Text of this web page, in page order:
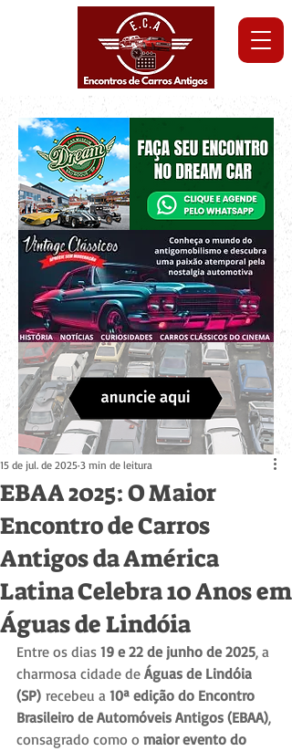
EBAA 2025: O Maior
Encontro de Carros
Antigos da América
Latina Celebra 10 Anos em
Águas de Lindóia
15 de jul. de 2025 3 min de leitura
Entre os dias 19 e 22 de junho de 2025, a
charmosa cidade de Águas de Lindóia
(SP) recebeu a 10ª edição do Encontro
Brasileiro de Automóveis Antigos (EBAA),
consagrado como o maior evento do